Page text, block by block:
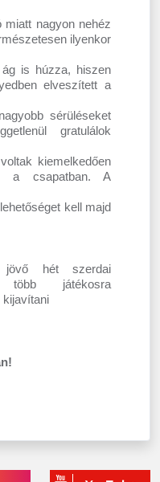
miatt nagyon nehéz
ilyenkor
is húzza, hiszen
elveszített a
sérüléseket
gratulálok
kiemelkedően
a csapatban. A
kell majd
hét szerdai
több játékosra